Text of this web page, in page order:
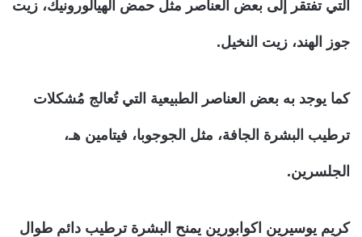
التي تفتقر إلى بعض العناصر مثل حمض الهيالورونيك، زيت
جوز الهند، زيت النخيل.
كما يوجد به بعض العناصر الطبيعية التي تُعالج مُشكلات
ترطيب البشرة الجافة، مثل الجوجوبا، فيتامين هـ،
الجلسرين.
كريم يوسيرين اكوابورين يمنح البشرة ترطيب دائم طوال